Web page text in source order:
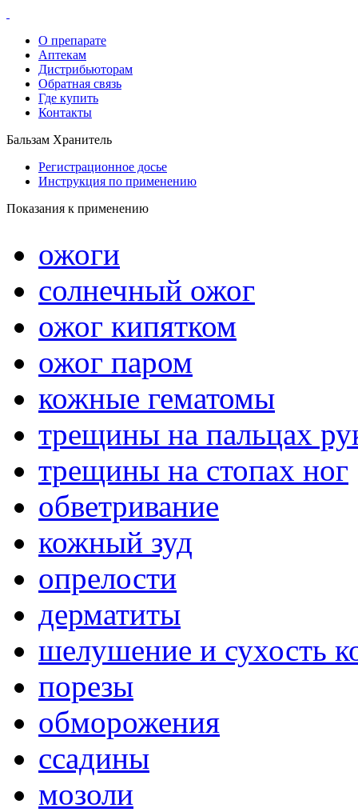
О препарате
Аптекам
Дистрибьюторам
Обратная связь
Где купить
Контакты
Бальзам Хранитель
Регистрационное досье
Инструкция по применению
Показания к применению
ожоги
солнечный ожог
ожог кипятком
ожог паром
кожные гематомы
трещины на пальцах
трещины на стопах ног
обветривание
кожный зуд
опрелости
дерматиты
шелушение и сухость
порезы
обморожения
ссадины
мозоли